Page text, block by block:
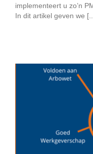
implementeert u zo’n
In dit artikel geven we